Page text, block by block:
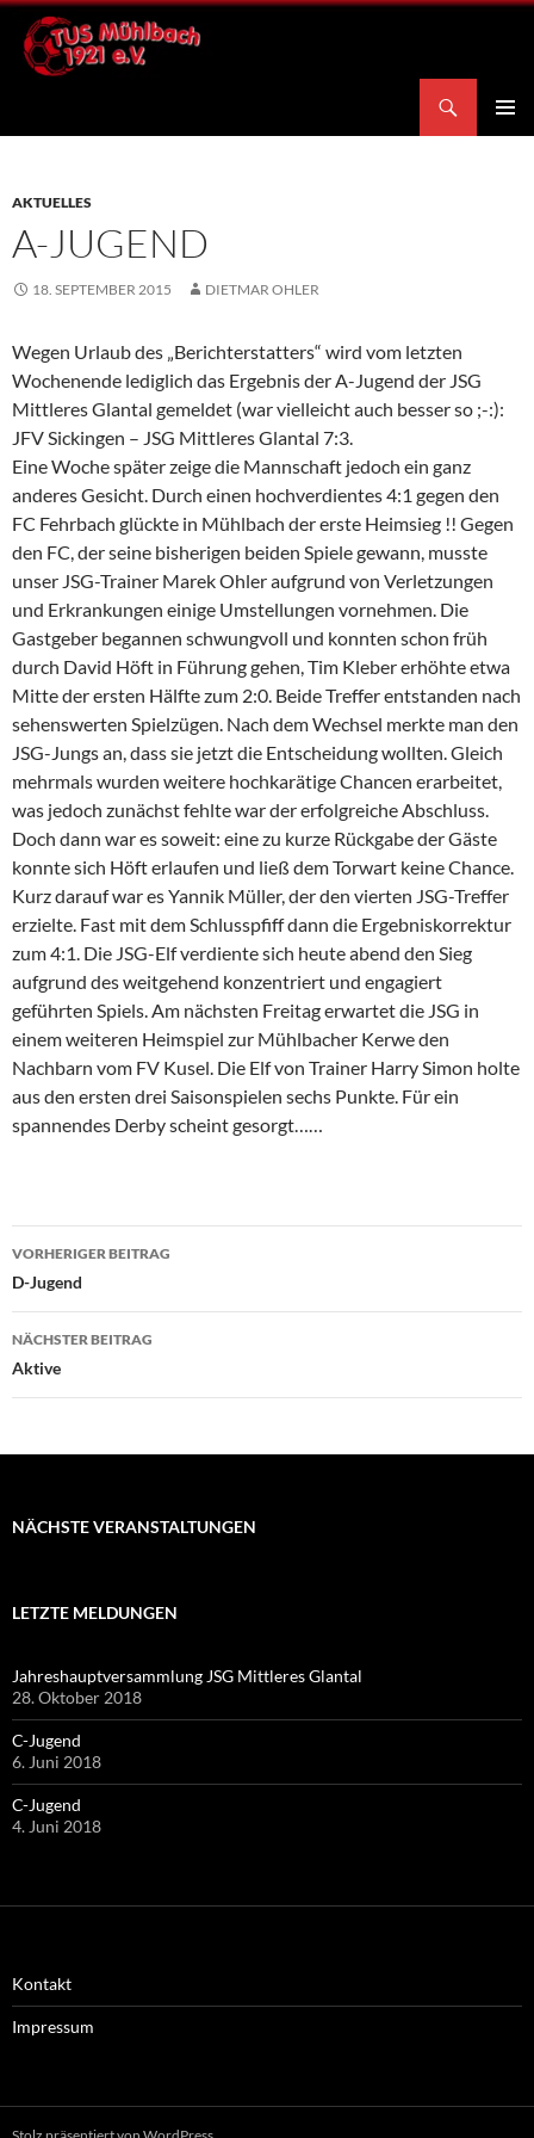
Zum
Inhalt
springen
AKTUELLES
A-JUGEND
18. SEPTEMBER 2015 DIETMAR OHLER
Wegen Urlaub des „Berichterstatters“ wird vom letzten
Wochenende lediglich das Ergebnis der A-Jugend der JSG
Mittleres Glantal gemeldet (war vielleicht auch besser so ;-:):
JFV Sickingen – JSG Mittleres Glantal 7:3.
Eine Woche später zeige die Mannschaft jedoch ein ganz
anderes Gesicht. Durch einen hochverdientes 4:1 gegen den
FC Fehrbach glückte in Mühlbach der erste Heimsieg !! Gegen
den FC, der seine bisherigen beiden Spiele gewann, musste
unser JSG-Trainer Marek Ohler aufgrund von Verletzungen
und Erkrankungen einige Umstellungen vornehmen. Die
Gastgeber begannen schwungvoll und konnten schon früh
durch David Höft in Führung gehen, Tim Kleber erhöhte etwa
Mitte der ersten Hälfte zum 2:0. Beide Treffer entstanden nach
sehenswerten Spielzügen. Nach dem Wechsel merkte man den
JSG-Jungs an, dass sie jetzt die Entscheidung wollten. Gleich
mehrmals wurden weitere hochkarätige Chancen erarbeitet,
was jedoch zunächst fehlte war der erfolgreiche Abschluss.
Doch dann war es soweit: eine zu kurze Rückgabe der Gäste
konnte sich Höft erlaufen und ließ dem Torwart keine Chance.
Kurz darauf war es Yannik Müller, der den vierten JSG-Treffer
erzielte. Fast mit dem Schlusspfiff dann die Ergebniskorrektur
zum 4:1. Die JSG-Elf verdiente sich heute abend den Sieg
aufgrund des weitgehend konzentriert und engagiert
geführten Spiels. Am nächsten Freitag erwartet die JSG in
einem weiteren Heimspiel zur Mühlbacher Kerwe den
Nachbarn vom FV Kusel. Die Elf von Trainer Harry Simon holte
aus den ersten drei Saisonspielen sechs Punkte. Für ein
spannendes Derby scheint gesorgt……
Beitragsnavigation
VORHERIGER BEITRAG
D-Jugend
NÄCHSTER BEITRAG
Aktive
NÄCHSTE VERANSTALTUNGEN
LETZTE MELDUNGEN
Jahreshauptversammlung JSG Mittleres Glantal
28. Oktober 2018
C-Jugend
6. Juni 2018
C-Jugend
4. Juni 2018
Kontakt
Impressum